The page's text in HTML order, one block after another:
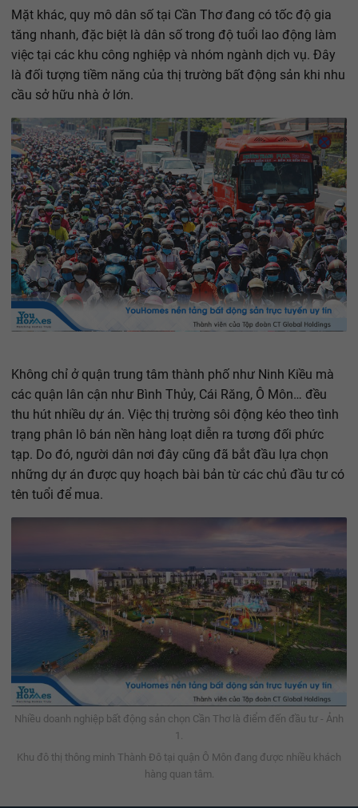
Mặt khác, quy mô dân số tại Cần Thơ đang có tốc độ gia
tăng nhanh, đặc biệt là dân số trong độ tuổi lao động làm
việc tại các khu công nghiệp và nhóm ngành dịch vụ. Đây
là đối tượng tiềm năng của thị trường bất động sản khi nhu
cầu sở hữu nhà ở lớn.
Không chỉ ở quận trung tâm thành phố như Ninh Kiều mà
các quận lân cận như Bình Thủy, Cái Răng, Ô Môn… đều
thu hút nhiều dự án. Việc thị trường sôi động kéo theo tình
trạng phân lô bán nền hàng loạt diễn ra tương đối phức
tạp. Do đó, người dân nơi đây cũng đã bắt đầu lựa chọn
những dự án được quy hoạch bài bản từ các chủ đầu tư có
tên tuổi để mua.
Nhiều doanh nghiệp bất động sản chọn Cần Thơ là điểm đến đầu tư - Ảnh
1.
Khu đô thị thông minh Thành Đô tại quận Ô Môn đang được nhiều khách
hàng quan tâm.